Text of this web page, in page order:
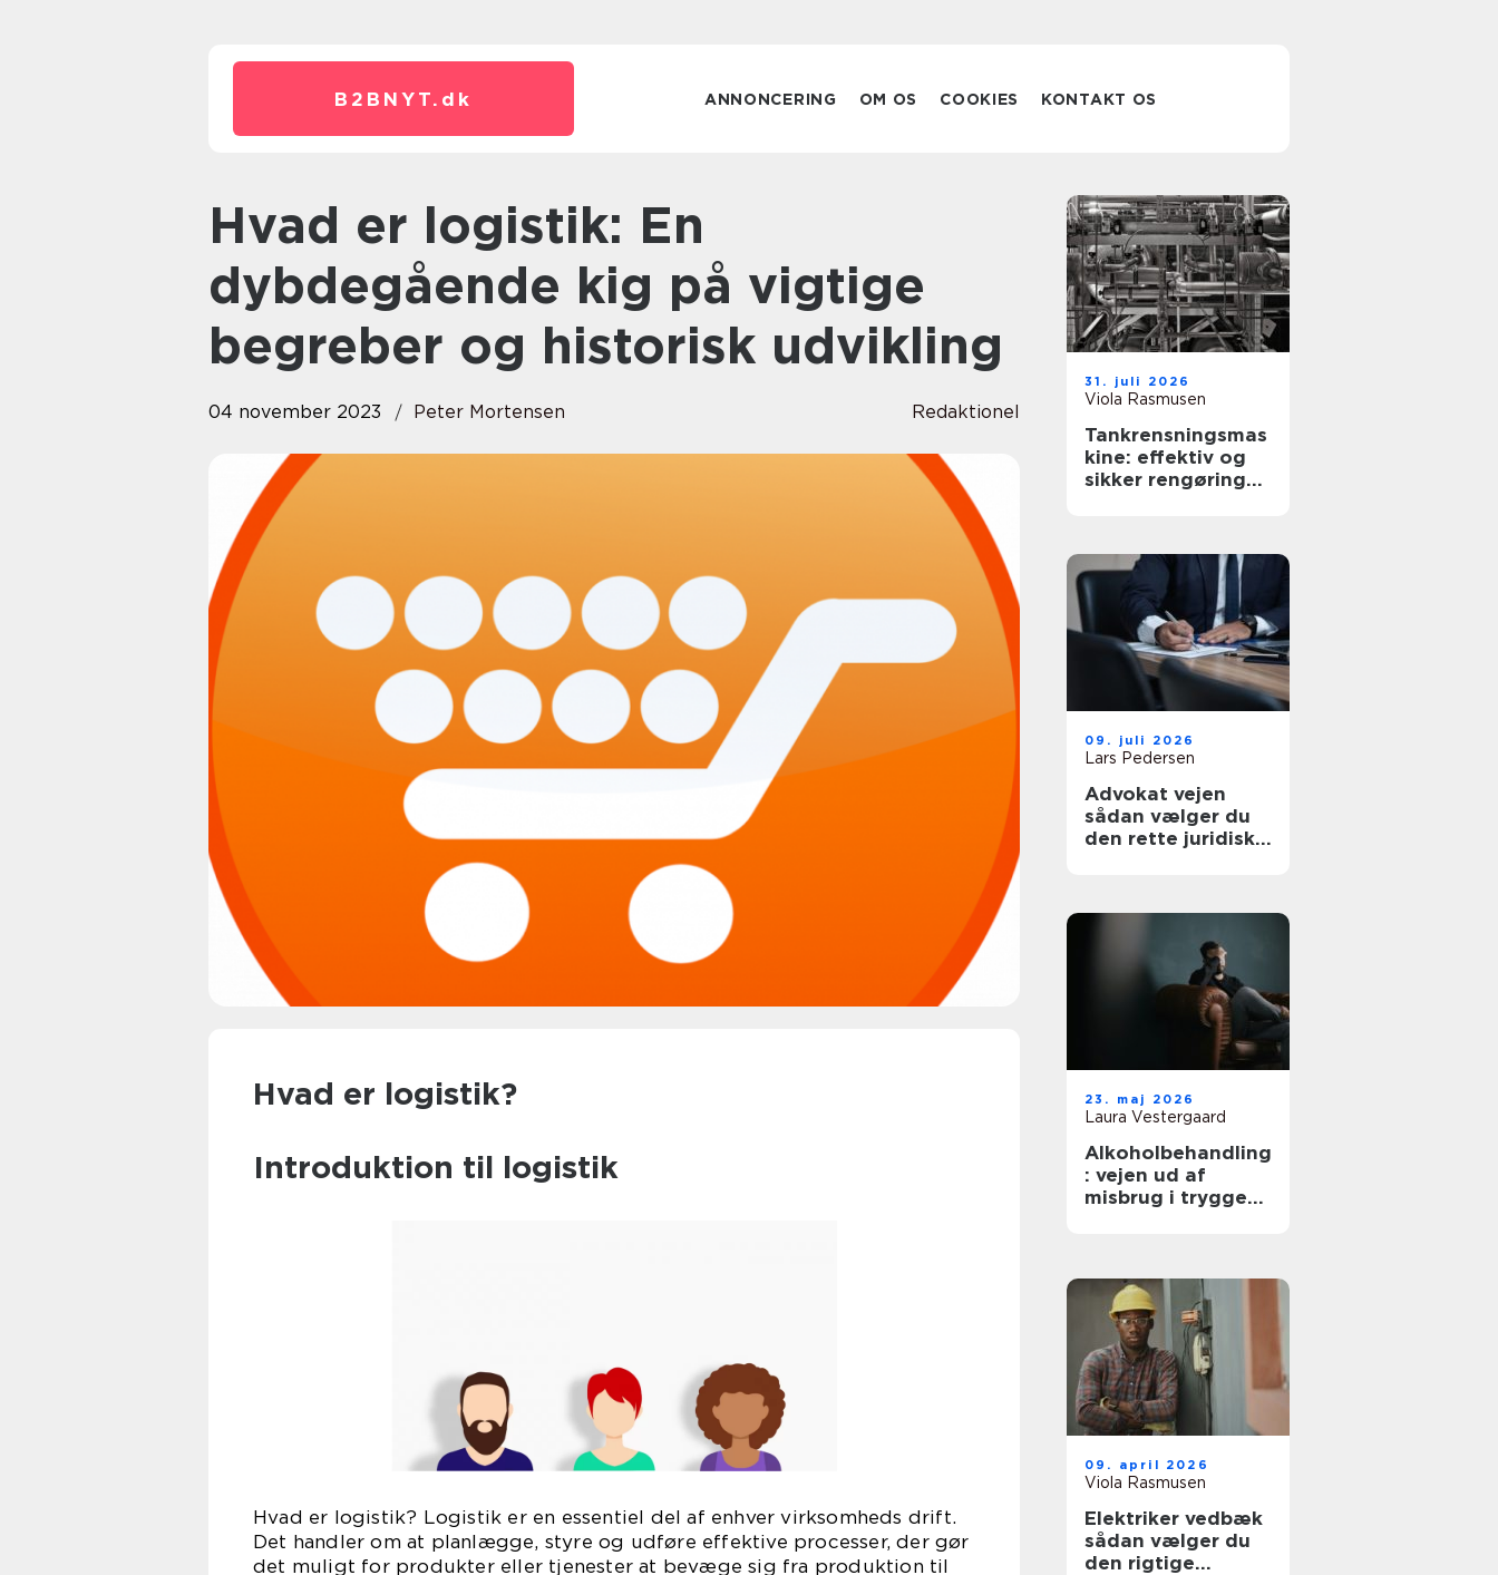
B2BNYT. dk ANNONCERING OM OS COOKIES KONTAKT OS
Hvad er logistik: En
dybdegående kig på vigtige
begreber og historisk udvikling
04 november 2023 Peter Mortensen Redaktionel
Hvad er logistik?
Introduktion til logistik
Hvad er logistik? Logistik er en essentiel del af enhver virksomheds drift.
Det handler om at planlægge, styre og udføre effektive processer, der gør
det muligt for produkter eller tjenester at bevæge sig fra produktion til
31. juli 2026
Viola Rasmusen
Tankrensningsmas
kine: effektiv og
sikker rengøring
09. juli 2026
Lars Pedersen
Advokat vejen
sådan vælger du
den rette juridiske
23. maj 2026
Laura Vestergaard
Alkoholbehandling
: vejen ud af
misbrug i trygge
09. april 2026
Viola Rasmusen
Elektriker vedbæk
sådan vælger du
den rigtige